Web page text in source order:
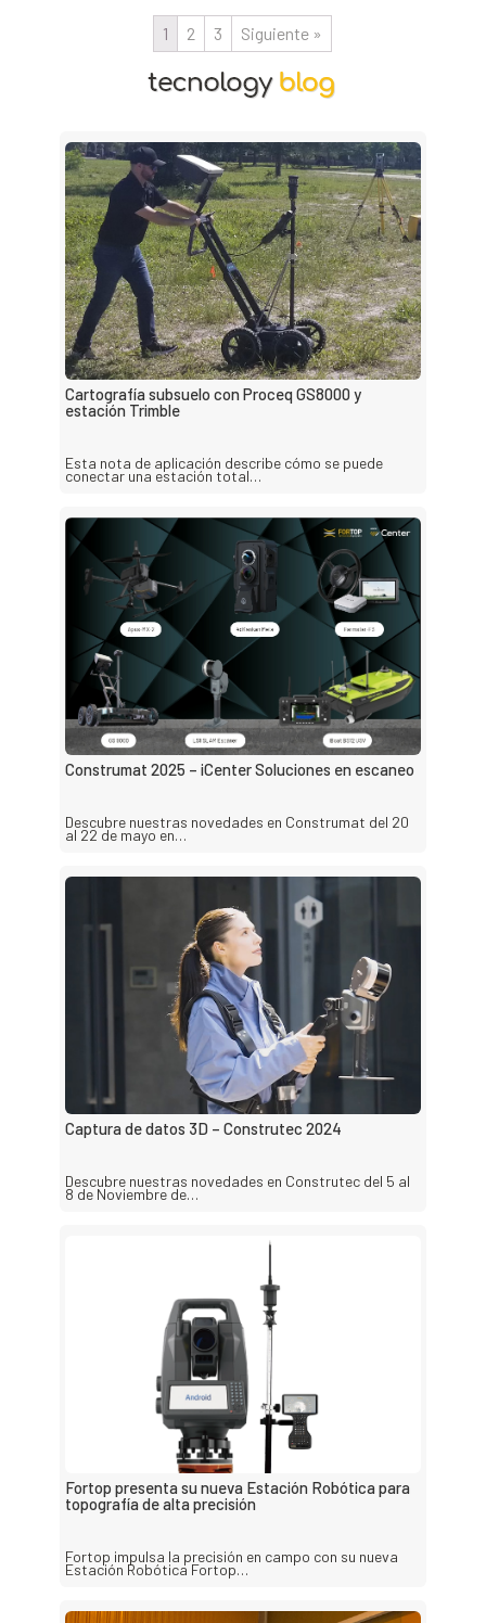
1 2 3 Siguiente »
Cartografía subsuelo con Proceq GS8000 y
estación Trimble
Esta nota de aplicación describe cómo se puede
conectar una estación total…
Construmat 2025 – iCenter Soluciones en escaneo
Descubre nuestras novedades en Construmat del 20
al 22 de mayo en…
Captura de datos 3D – Construtec 2024
Descubre nuestras novedades en Construtec del 5 al
8 de Noviembre de…
Fortop presenta su nueva Estación Robótica para
topografía de alta precisión
Fortop impulsa la precisión en campo con su nueva
Estación Robótica Fortop…